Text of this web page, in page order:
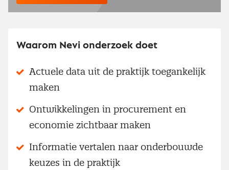
Waarom Nevi onderzoek doet
Actuele data uit de praktijk toegankelijk
maken
Ontwikkelingen in procurement en
economie zichtbaar maken
Informatie vertalen naar onderbouwde
keuzes in de praktijk